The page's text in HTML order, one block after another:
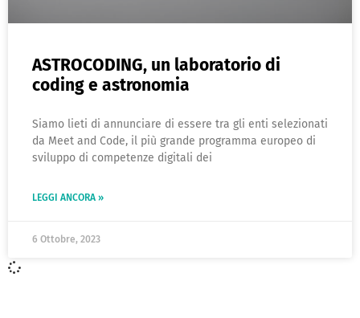
ASTROCODING, un laboratorio di
coding e astronomia
Siamo lieti di annunciare di essere tra gli enti selezionati
da Meet and Code, il più grande programma europeo di
sviluppo di competenze digitali dei
LEGGI ANCORA »
6 Ottobre, 2023